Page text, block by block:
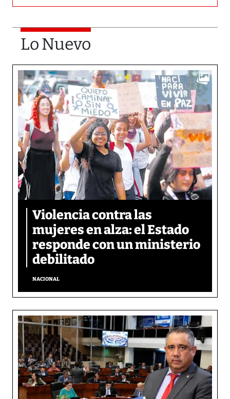
Lo Nuevo
Violencia contra las
mujeres en alza: el Estado
responde con un ministerio
debilitado
NACIONAL